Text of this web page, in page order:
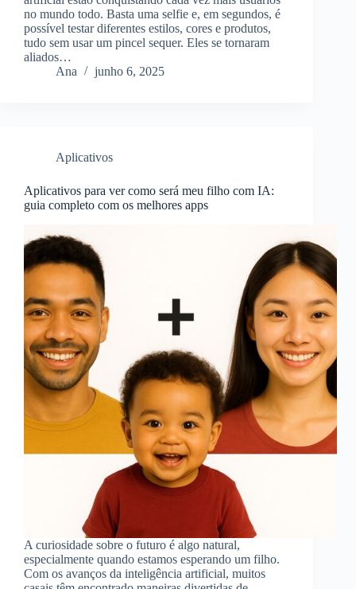
no mundo todo. Basta uma selfie e, em segundos, é
possível testar diferentes estilos, cores e produtos,
tudo sem usar um pincel sequer. Eles se tornaram
aliados…
Ana
junho 6, 2025
Aplicativos
Aplicativos para ver como será meu filho com IA:
guia completo com os melhores apps
A curiosidade sobre o futuro é algo natural,
especialmente quando estamos esperando um filho.
Com os avanços da inteligência artificial, muitos